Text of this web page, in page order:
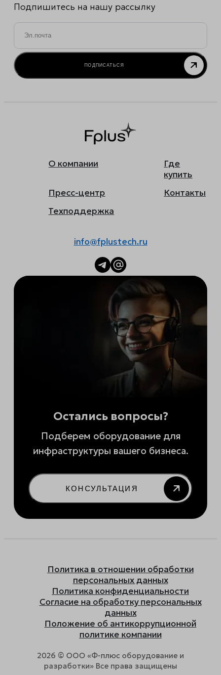
Подпишитесь на нашу рассылку
Email
ПОДПИСАТЬСЯ
О компании
Где
купить
Пресс-центр
Контакты
Техподдержка
info@fplustech.ru
Остались вопросы?
Подберем оборудование для
инфраструктуры вашего бизнеса.
КОНСУЛЬТАЦИЯ
Политика в отношении обработки
персональных данных
Политика конфиденциальности
Согласие на обработку персональных
данных
Положение об антикоррупционной
политике компании
2026 © ООО «Ф-плюс оборудование и
разработки» Все права защищены